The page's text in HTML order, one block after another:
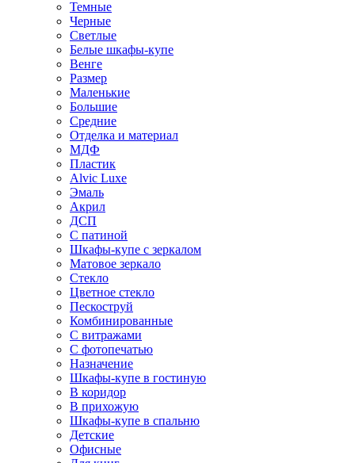
Темные
Черные
Светлые
Белые шкафы-купе
Венге
Размер
Маленькие
Большие
Средние
Отделка и материал
МДФ
Пластик
Alvic Luxe
Эмаль
Акрил
ДСП
С патиной
Шкафы-купе с зеркалом
Матовое зеркало
Стекло
Цветное стекло
Пескоструй
Комбинированные
С витражами
С фотопечатью
Назначение
Шкафы-купе в гостиную
В коридор
В прихожую
Шкафы-купе в спальню
Детские
Офисные